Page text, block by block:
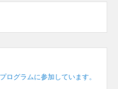
ログラムに参加しています。